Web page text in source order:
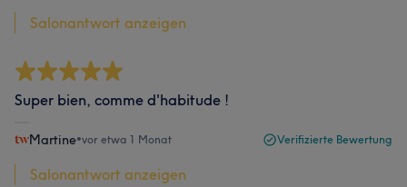
Salonantwort anzeigen
Super bien, comme d'habitude !
Martine•vor etwa 1 Monat Verifizierte Bewertung
Salonantwort anzeigen